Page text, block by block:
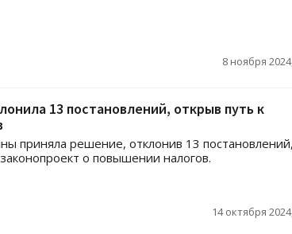
8 ноября
13 постановлений, открыв путь к
приняла решение, отклонив 13 постановлений,
о повышении налогов.
14 октября